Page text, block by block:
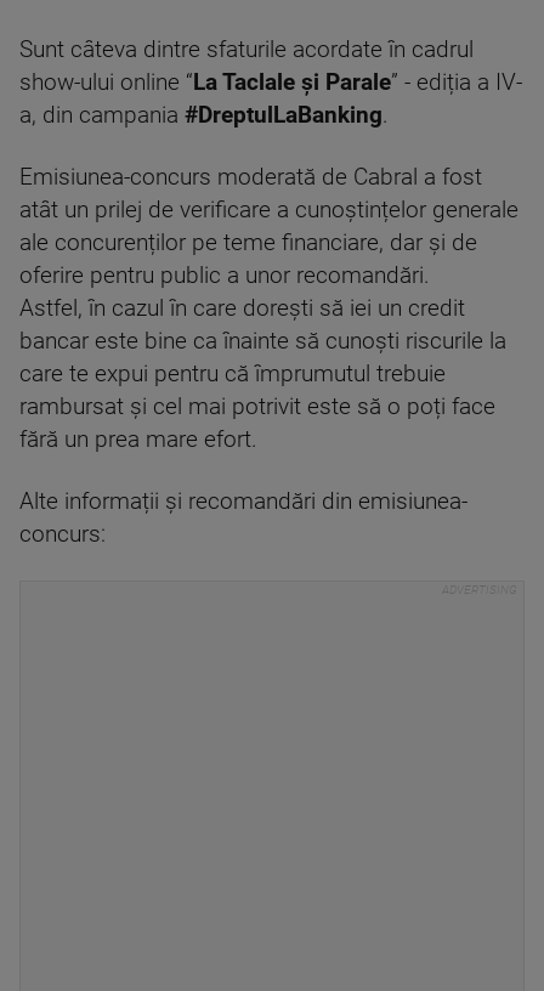
Sunt câteva dintre sfaturile acordate în cadrul
show-ului online “ La Taclale și Parale” - ediția a IV-
a, din campania #DreptulLaBanking.
Emisiunea-concurs moderată de Cabral a fost
atât un prilej de verificare a cunoștințelor generale
ale concurenților pe teme financiare, dar și de
oferire pentru public a unor recomandări.
Astfel, în cazul în care dorești să iei un credit
bancar este bine ca înainte să cunoști riscurile la
care te expui pentru că împrumutul trebuie
rambursat și cel mai potrivit este să o poți face
fără un prea mare efort.
Alte informații și recomandări din emisiunea-
concurs: